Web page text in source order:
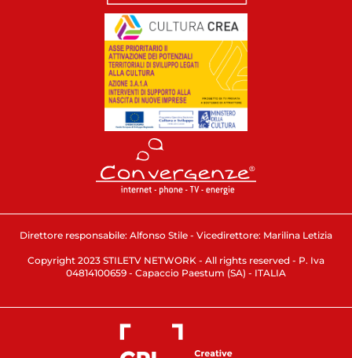
Direttore responsabile: Alfonso Stile - Vicedirettore: Marilina Letizia
Copyright 2023 STILETV NETWORK - All rights reserved - P. Iva
04814100659 - Capaccio Paestum (SA) - ITALIA